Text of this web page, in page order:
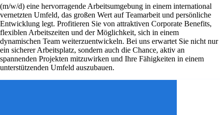
(m/w/d) eine hervorragende Arbeitsumgebung in einem international
vernetzten Umfeld, das großen Wert auf Teamarbeit und persönliche
Entwicklung legt. Profitieren Sie von attraktiven Corporate Benefits,
flexiblen Arbeitszeiten und der Möglichkeit, sich in einem
dynamischen Team weiterzuentwickeln. Bei uns erwartet Sie nicht nur
ein sicherer Arbeitsplatz, sondern auch die Chance, aktiv an
spannenden Projekten mitzuwirken und Ihre Fähigkeiten in einem
unterstützenden Umfeld auszubauen.